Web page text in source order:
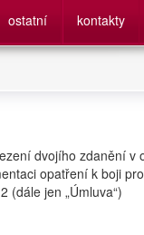
ostatní kontakty
dvojího zdanění v
opatření k boji
(dále jen „Úmluva“)